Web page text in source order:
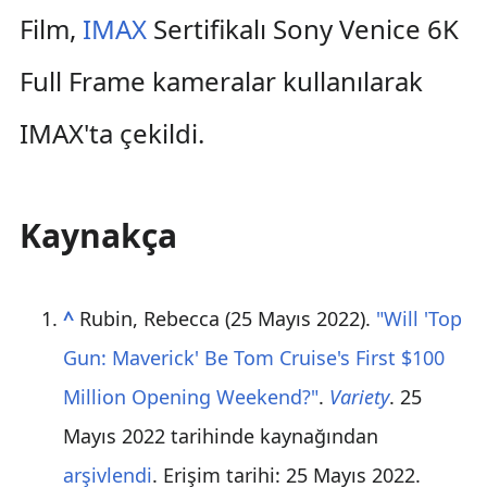
Film, IMAXSertifikalı Sony Venice 6K
Full Frame kameralar kullanılarak
IMAX'ta çekildi.
Kaynakça
^ Rubin, Rebecca (25 Mayıs 2022). "Will 'Top
Gun: Maverick' Be Tom Cruise's First $100
Million Opening Weekend?". Variety. 25
Mayıs 2022 tarihinde kaynağından
arşivlendi. Erişim tarihi: 25 Mayıs 2022.